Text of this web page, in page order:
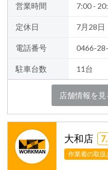
営業時間 7:00 -
定休日 7月28日
電話番号 0466-
駐車台数 11台
店舗情報を見
大和店
作業着の取扱